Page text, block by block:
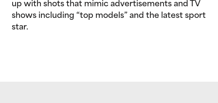
up with shots that mimic advertisements and TV
shows including “top models” and the latest sport
star.